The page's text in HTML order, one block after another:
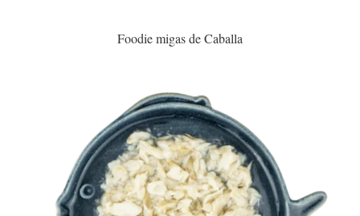
Foodie migas de Caballa